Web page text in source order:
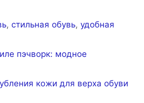
, стильная обувь,удобная
пэчворк: модное
кожи для верха обуви